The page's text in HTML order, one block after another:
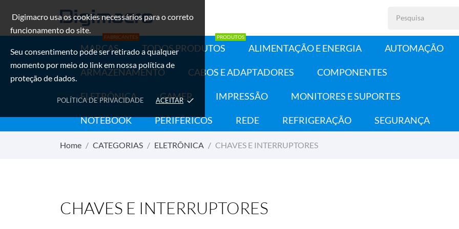
Digimacro usa os cookies necessários para o correto
funcionamento do site.
Seu consentimento pode ser retirado a qualquer
momento por meio do link em nossa política de
proteção de dados.
POLÍTICA DE PRIVACIDADE ACEITAR done
MARCAS
FABRICANTES
TODOS PRODUTOS
PRODUTOS
ALIMENTAÇÃO E ENERGIA AUTOMAÇÃO
ARMAZENAMENTO CABOS E ADAPTADORES COMPONENTES
ELETRÔNICA GAMER IMPRESSÃO MONITORES E SUPORTES
NOTEBOOK PERIFÉRICOS REDE REFRIGERAÇÃO SEGURANÇA
Home CATEGORIAS ELETRÔNICA CHAVES E INTERRUPTORES
CHAVES E INTERRUPTORES